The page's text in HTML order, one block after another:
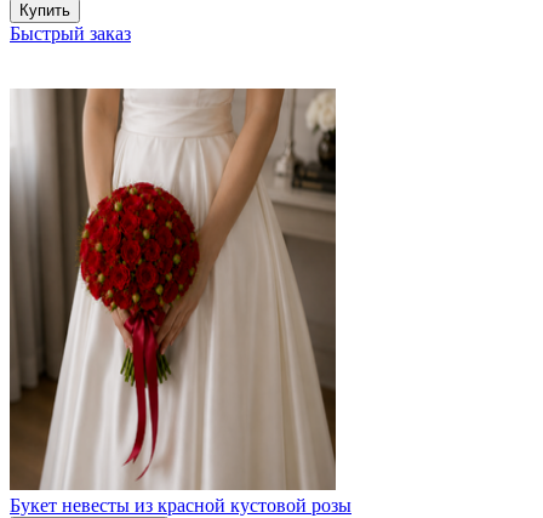
Купить
Быстрый заказ
Букет невесты из красной кустовой розы